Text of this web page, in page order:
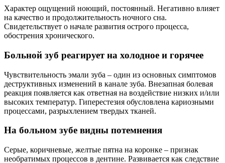
Характер ощущений ноющий, постоянный. Негативно влияет
на качество и продолжительность ночного сна.
Свидетельствует о начале развития острого процесса,
обострения хронического.
Больной зуб реагирует на холодное и горячее
Чувствительность эмали зуба – один из основных симптомов
деструктивных изменений в канале зуба. Внезапная болевая
реакция появляется как ответная на воздействие низких и/или
высоких температур. Гиперестезия обусловлена кариозными
процессами, разрыхлением твердых тканей.
На больном зубе видны потемнения
Серые, коричневые, желтые пятна на коронке – признак
необратимых процессов в дентине. Развивается как следствие